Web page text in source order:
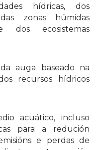
hídricas, dos
zonas húmidas
dos ecosistemas
auga baseado na
recursos hídricos
acuático, incluso
para a redución
e perdas de